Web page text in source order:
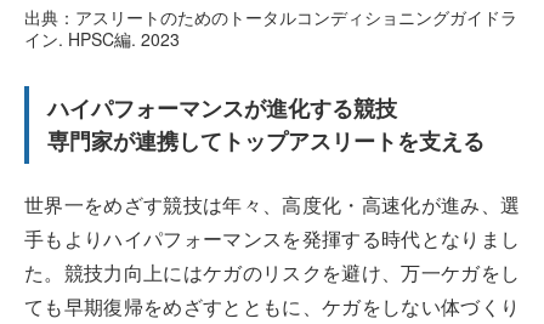
出典：アスリートのためのトータルコンディショニングガイドラ
イン. HPSC編. 2023
ハイパフォーマンスが進化する競技
専門家が連携してトップアスリートを支える
世界一をめざす競技は年々、高度化・高速化が進み、選
手もよりハイパフォーマンスを発揮する時代となりまし
た。競技力向上にはケガのリスクを避け、万一ケガをし
ても早期復帰をめざすとともに、ケガをしない体づくり